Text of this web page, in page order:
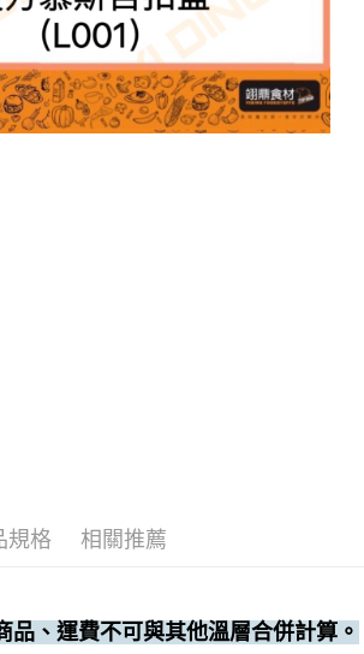
規格 相關推薦
品、運費不可與其他溫層合併計算。